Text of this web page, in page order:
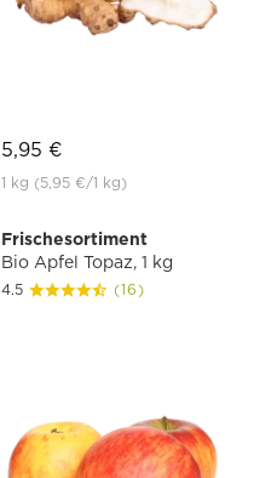
5,95 €
1 kg (5,95 €/1 kg)
Frischesortiment
Bio Apfel Topaz, 1 kg
4.5 (16)